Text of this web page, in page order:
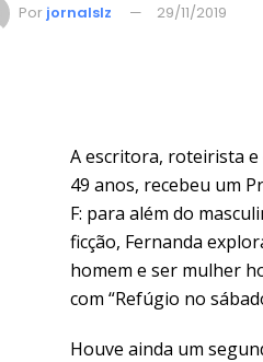
Por jornalslz 29/11/2019
A escritora, roteirista
49 anos, recebeu um
F: para além do
ficção, Fernanda
homem e ser mulher
com “Refúgio no
Houve ainda um